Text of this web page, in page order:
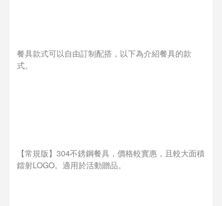
餐具款式可以自由訂制配搭，以下為介紹餐具的款
式。
【常規版】304不銹鋼餐具，價格較實惠，且較大面積
鐳射LOGO。適用於活動贈品。